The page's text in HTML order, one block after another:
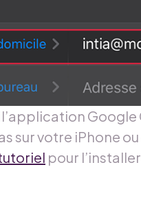
l’application
sur votre iPhone
pour